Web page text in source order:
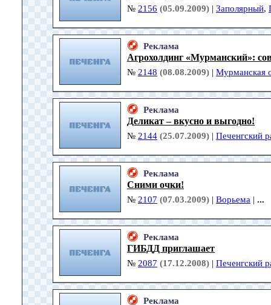
№ 2156 (05.09.2009) | Заполярный,
Реклама
Агрохолдинг «Мурманский»:
№ 2148 (08.08.2009) | Мурманская
Реклама
Деликат – вкусно и выгодно!
№ 2144 (25.07.2009) | Печенгский
Реклама
Сними очки!
№ 2107 (07.03.2009) | Ворьема | ...
Реклама
ГИБДД приглашает
№ 2087 (17.12.2008) | Печенгский
Реклама